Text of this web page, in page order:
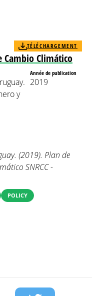
Cambio Climático
TÉLÉCHARGEMENT
y
Année de publication
2019
(2019). Plan de
SNRCC -
POLICY